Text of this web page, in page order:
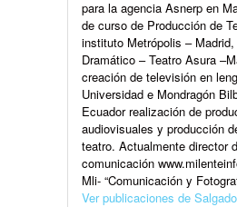
para la agencia Asnerp en
de curso de Producción de
instituto Metrópolis –
Dramático – Teatro Asura
creación de televisión en
Universidad e Mondragón
Ecuador realización de
audiovisuales y producción
teatro. Actualmente director
comunicación
Mli- “Comunicación y
Ver publicaciones de